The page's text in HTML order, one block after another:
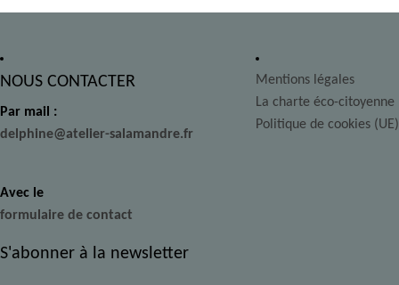
NOUS CONTACTER
Par mail :
delphine@atelier-salamandre.fr
Avec le
formulaire de contact
Mentions légales
La charte éco-citoyenne
Politique de cookies (UE)
S'abonner à la newsletter